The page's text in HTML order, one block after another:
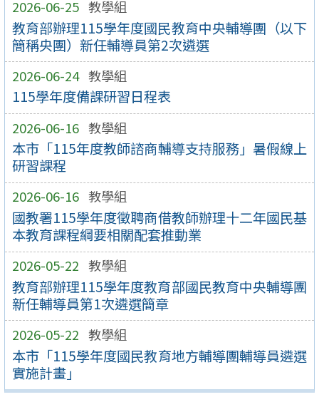
2026-06-25 教學組
教育部辦理115學年度國民教育中央輔導團（以下
簡稱央團）新任輔導員第2次遴選
2026-06-24 教學組
115學年度備課研習日程表
2026-06-16 教學組
本市「115年度教師諮商輔導支持服務」暑假線上
研習課程
2026-06-16 教學組
國教署115學年度徵聘商借教師辦理十二年國民基
本教育課程綱要相關配套推動業
2026-05-22 教學組
教育部辦理115學年度教育部國民教育中央輔導團
新任輔導員第1次遴選簡章
2026-05-22 教學組
本市「115學年度國民教育地方輔導團輔導員遴選
實施計畫」